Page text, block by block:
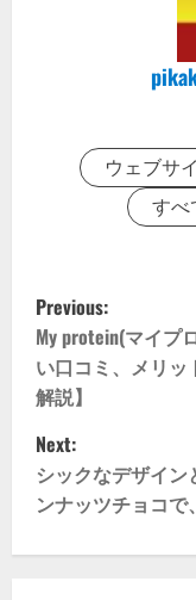
ウェブサ
すべ
P
o
s
t
n
a
Previous:
My protein(マイプ
い口コミ、メリ
解説】
Next:
シックなデザイ
ンナッツチョコで